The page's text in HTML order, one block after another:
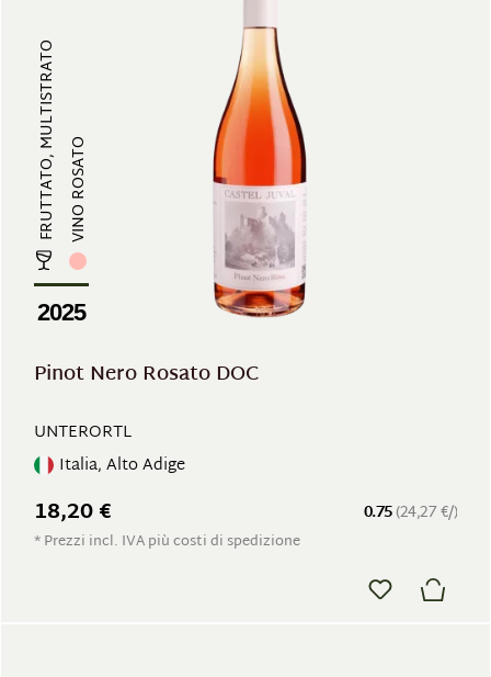
FRUTTATO, MULTISTRATOVINO ROSATO
2025
Pinot Nero Rosato DOC
UNTERORTL
Italia, Alto Adige
0.75(24,27 €/)
18,20 €
* Prezzi incl. IVA più costi di spedizione